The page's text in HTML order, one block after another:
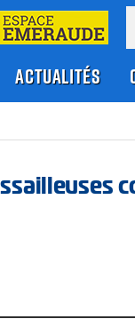
ACTUALITÉS